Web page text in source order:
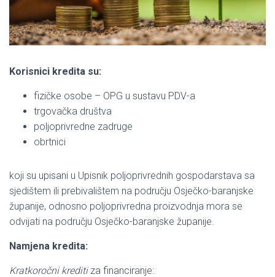
Korisnici kredita su:
fizičke osobe – OPG u sustavu PDV-a
trgovačka društva
poljoprivredne zadruge
obrtnici
koji su upisani u Upisnik poljoprivrednih gospodarstava sa
sjedištem ili prebivalištem na području Osječko-baranjske
županije, odnosno poljoprivredna proizvodnja mora se
odvijati na području Osječko-baranjske županije.
Namjena kredita:
Kratkoročni krediti za financiranje: